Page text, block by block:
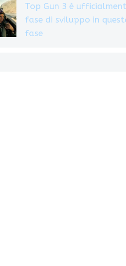
Top Gun 3 è
fase di sviluppo in
fase